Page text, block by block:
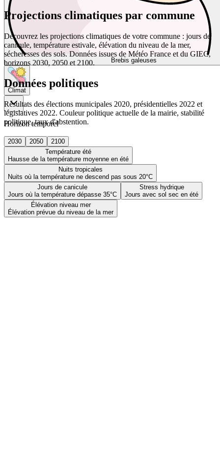
Brebis galeuses
Climat
Horizon temporel
2030 2050
2100
Température été
Hausse de la température moyenne en été
Nuits tropicales
Nuits où la température ne descend pas sous 20°C
Jours de canicule
Jours où la température dépasse 35°C
Stress hydrique
Jours avec sol sec en été
Élévation niveau mer
Élévation prévue du niveau de la mer
Projections climatiques par commune
Découvrez les projections climatiques de votre commune : jours de
canicule, température estivale, élévation du niveau de la mer,
sécheresses des sols. Données issues de Météo France et du GIEC,
horizons 2030, 2050 et 2100.
Données politiques
Résultats des élections municipales 2020, présidentielles 2022 et
législatives 2022. Couleur politique actuelle de la mairie, stabilité
politique, taux d'abstention.